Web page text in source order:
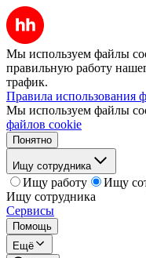
Мы используем файлы
правильную работу
трафик.
Правила использования
Мы используем файлы
файлов cookie
Понятно
Ищу сотрудника
Ищу работу
Ищу
Ищу сотрудника
Сервисы
Помощь
Ещё